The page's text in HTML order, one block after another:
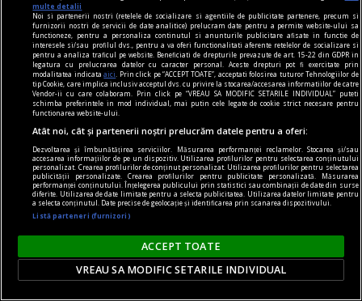
cititori
„Insula” care unește. Cum aduni într-un spațiu
mic o comunitate de cititori?
O comunitate de cititori nu are nevoie de o sală
mare sau de bugete generoase. Are nevoie de
intenție clară, organizare și cărți potrivite.
multe detalii
Noi si partenerii nostri (retelele de socializare si agentiile de publicitate partenere, precum si
furnizorii nostri de servicii de date analitice) prelucram date pentru a permite website-ului sa
functioneze, pentru a personaliza continutul si anunturile publicitare afisate in functie de
interesele si/sau profilul dvs., pentru a va oferi functionalitati aferente retelelor de socializare si
pentru a analiza traficul pe website. Beneficiati de drepturile prevazute de art. 15-22 din GDPR in
legatura cu prelucrarea datelor cu caracter personal. Aceste drepturi pot fi exercitate prin
modalitatea indicataaici
. Prin click pe “ACCEPT TOATE”, acceptati folosirea tuturor Tehnologiilor de
tip Cookie, care implica inclusiv acceptul dvs. cu privire la stocarea/accesarea informatiilor de catre
Vendor-ii cu care colaboram. Prin click pe “VREAU SA MODIFIC SETARILE INDIVIDUAL” puteti
schimba preferintele in mod individual, mai putin cele legate de cookie strict necesare pentru
functionarea website-ului.
Atât noi, cât și partenerii noștri prelucrăm datele pentru a oferi:
Dezvoltarea și îmbunătățirea serviciilor. Măsurarea performanței reclamelor. Stocarea și/sau
accesarea informațiilor de pe un dispozitiv. Utilizarea profilurilor pentru selectarea conținutului
personalizat. Crearea profilurilor de conținut personalizat. Utilizarea profilurilor pentru selectarea
publicității personalizate. Crearea profilurilor pentru publicitate personalizată. Măsurarea
performanței conținutului. Înțelegerea publicului prin statistici sau combinații de date din surse
diferite. Utilizarea de date limitate pentru a selecta publicitatea. Utilizarea datelor limitate pentru
a selecta conținutul. Date precise de geolocație și identificarea prin scanarea dispozitivului.
Listă parteneri (furnizori)
ACCEPT TOATE
VREAU SA MODIFIC SETARILE INDIVIDUAL